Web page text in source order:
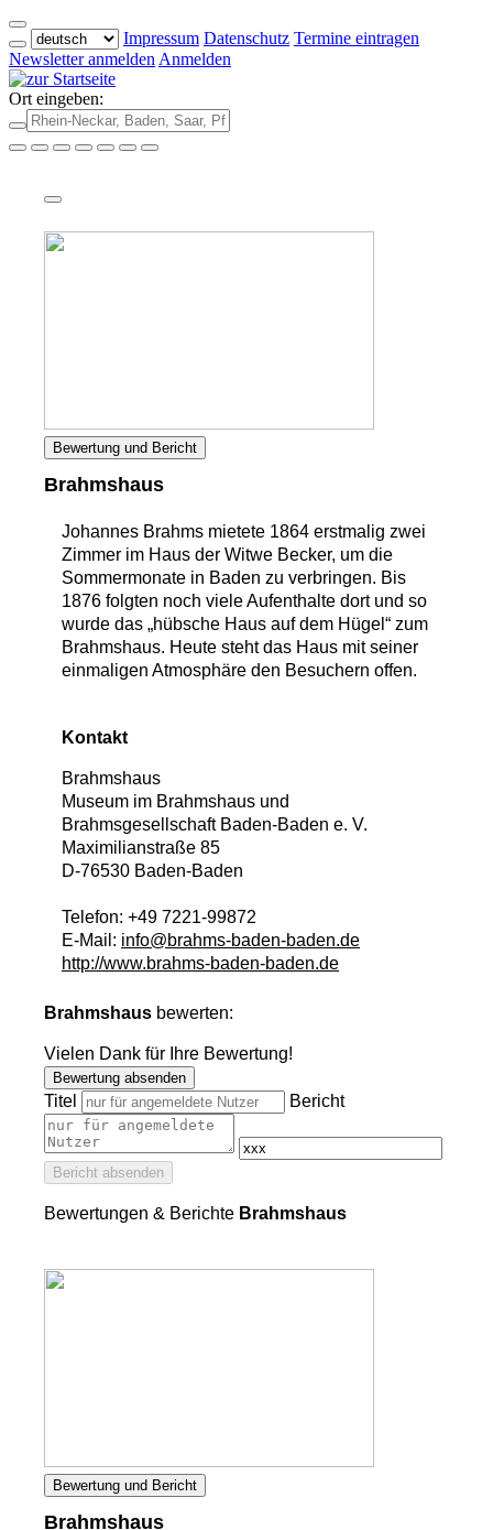
Impressum Datenschutz Termine eintragen
Newsletter anmelden Anmelden
Ort eingeben:
Bewertung und Bericht
Brahmshaus
Johannes Brahms mietete 1864 erstmalig zwei
Zimmer im Haus der Witwe Becker, um die
Sommermonate in Baden zu verbringen. Bis
1876 folgten noch viele Aufenthalte dort und so
wurde das „hübsche Haus auf dem Hügel“ zum
Brahmshaus. Heute steht das Haus mit seiner
einmaligen Atmosphäre den Besuchern offen.
Kontakt
Brahmshaus
Museum im Brahmshaus und
Brahmsgesellschaft Baden-Baden e. V.
Maximilianstraße 85
D-76530 Baden-Baden
Telefon: +49 7221-99872
E-Mail: info@brahms-baden-baden.de
http://www.brahms-baden-baden.de
Brahmshaus bewerten:
Vielen Dank für Ihre Bewertung!
Bewertung absenden
Titel Bericht
Bericht absenden
Bewertungen & Berichte Brahmshaus
Bewertung und Bericht
Brahmshaus